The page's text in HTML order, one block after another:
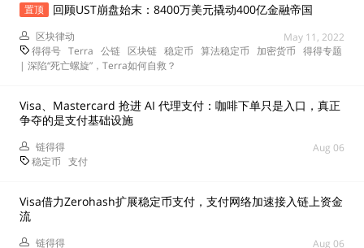
置顶 回顾UST崩盘始末：8400万美元撬动400亿金融帝国
区块律动
May 11, 2022
得得号 Terra 公链 区块链 稳定币 算法稳定币 加密货币 得得专题
| 深陷“死亡螺旋”，Terra如何自救？
Visa、Mastercard 抢进 AI 代理支付：咖啡下单只是入口，真正
争夺的是支付基础设施
链得得
Aug 06
稳定币 支付
Visa借力Zerohash扩展稳定币支付，支付网络加速接入链上资金
流
链得得
Aug 06